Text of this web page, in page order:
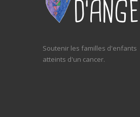
Soutenir les familles d'enfants
atteints d'un cancer.